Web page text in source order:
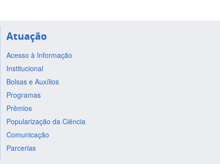
Atuação
Acesso à Informação
Institucional
Bolsas e Auxílios
Programas
Prêmios
Popularização da Ciência
Comunicação
Parcerias